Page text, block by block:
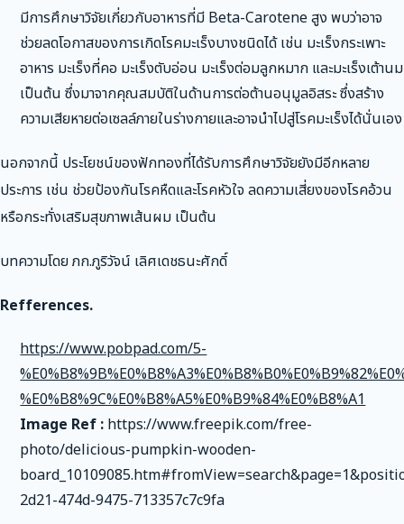
มีการศึกษาวิจัยเกี่ยวกับอาหารที่มี Beta-Carotene สูง พบว่าอาจ
ช่วยลดโอกาสของการเกิดโรคมะเร็งบางชนิดได้ เช่น มะเร็งกระเพาะ
อาหาร มะเร็งที่คอ มะเร็งตับอ่อน มะเร็งต่อมลูกหมาก และมะเร็งเต้านม
เป็นต้น ซึ่งมาจากคุณสมบัติในด้านการต่อต้านอนุมูลอิสระ ซึ่งสร้าง
ความเสียหายต่อเซลล์ภายในร่างกายและอาจนำไปสู่โรคมะเร็งได้นั่นเอง
นอกจากนี้ ประโยชน์ของฟักทองที่ได้รับการศึกษาวิจัยยังมีอีกหลาย
ประการ เช่น ช่วยป้องกันโรคหืดและโรคหัวใจ ลดความเสี่ยงของโรคอ้วน
หรือกระทั่งเสริมสุขภาพเส้นผม เป็นต้น
บทความโดย ภก.ภูริวัจน์ เลิศเดชธนะศักดิ์
Refferences.
https://www.pobpad.com/5-
%E0%B8%9C%E0%B8%A5%E0%B9%84%E0%B8%A1
Image Ref : https://www.freepik.com/free-
photo/delicious-pumpkin-wooden-
2d21-474d-9475-713357c7c9fa